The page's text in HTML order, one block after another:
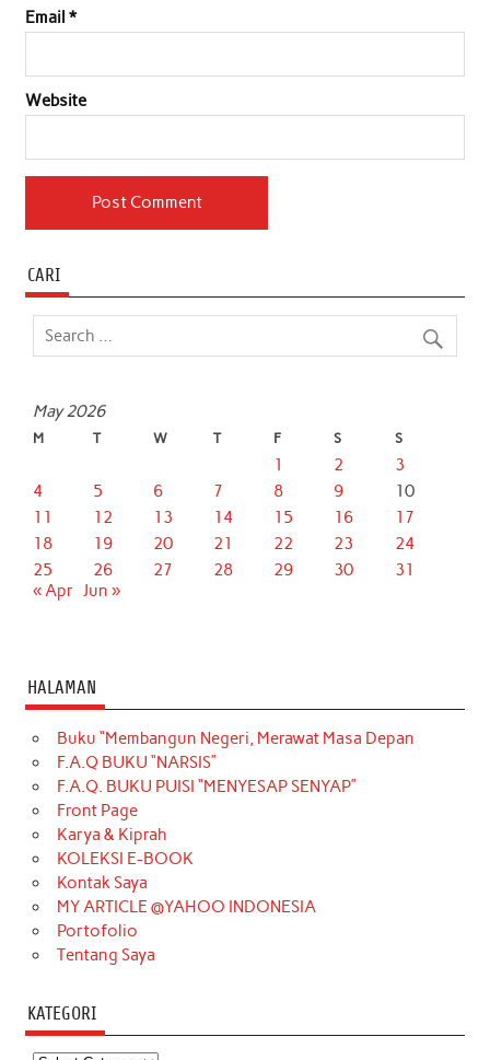
Email *
Website
CARI
May 2026
M T W T F S S
1 2
3
4
5 6 7 8 9
10
11
12 13 14 15 16
17
18
19 20 21 22 23
24
25
26 27 28 29 30
31
« Apr Jun »
HALAMAN
Buku “Membangun Negeri, Merawat Masa Depan
F.A.Q BUKU “NARSIS”
F.A.Q. BUKU PUISI “MENYESAP SENYAP”
Front Page
Karya & Kiprah
KOLEKSI E-BOOK
Kontak Saya
MY ARTICLE @YAHOO INDONESIA
Portofolio
Tentang Saya
KATEGORI